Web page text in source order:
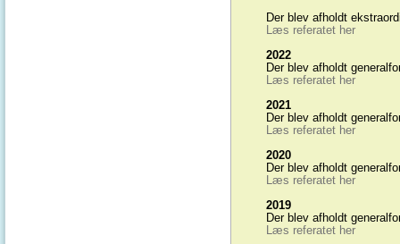
Der blev afholdt
Læs referatet her
2022
Der blev afholdt
Læs referatet her
2021
Der blev afholdt
Læs referatet her
2020
Der blev afholdt
Læs referatet her
2019
Der blev afholdt
Læs referatet her